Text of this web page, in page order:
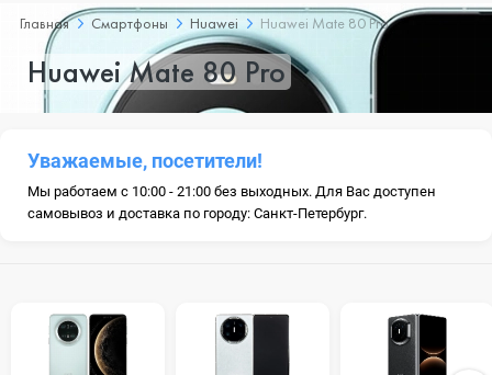
Главная Смартфоны Huawei Huawei Mate 80 Pro
Huawei Mate 80 Pro
Уважаемые, посетители!
Мы работаем с 10:00 - 21:00 без выходных. Для Вас доступен
самовывоз и доставка по городу: Санкт-Петербург.